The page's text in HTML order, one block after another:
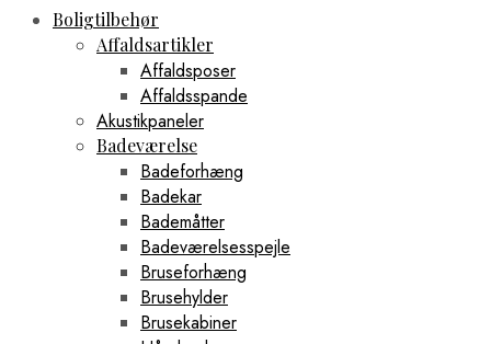
Træhylder
Træskabe
Træskabe Med Glaslåger
Træskuffer
Træstiger
Udtræksskuffer
Urkasser
Urremme
Urtepotter I Keramik
Væghylder
Vægskabe
Vasketøjskurve
Vasketøjskurve Med Låg
Vinopbevaring
Vinskabe
Vitrineskabe Med Spejle
Boligtilbehør
Affaldsartikler
Affaldsposer
Affaldsspande
Akustikpaneler
Badeværelse
Badeforhæng
Badekar
Bademåtter
Badeværelsesspejle
Bruseforhæng
Brusehylder
Brusekabiner